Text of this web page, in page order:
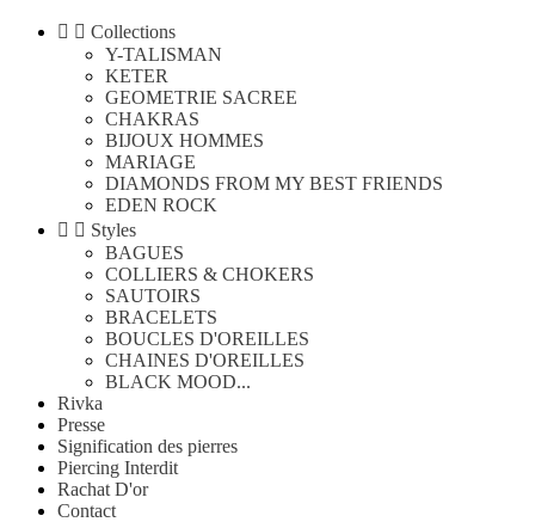
  Collections
Y-TALISMAN
KETER
GEOMETRIE SACREE
CHAKRAS
BIJOUX HOMMES
MARIAGE
DIAMONDS FROM MY BEST FRIENDS
EDEN ROCK
  Styles
BAGUES
COLLIERS & CHOKERS
SAUTOIRS
BRACELETS
BOUCLES D'OREILLES
CHAINES D'OREILLES
BLACK MOOD...
Rivka
Presse
Signification des pierres
Piercing Interdit
Rachat D'or
Contact